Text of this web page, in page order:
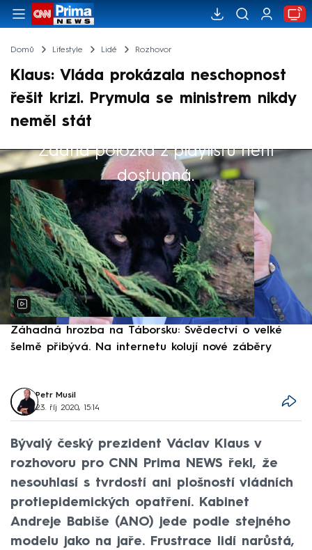
Domů Lifestyle Lidé Rozhovor
Klaus: Vláda prokázala neschopnost
řešit krizi. Prymula se ministrem nikdy
neměl stát
Žádná položka z playlistu není
dostupná.
Výběr redakce
Záhadná hrozba na Táborsku: Svědectví o velké
šelmě přibývá. Na internetu kolují nové záběry
Petr Musil
23. říj 2020, 15:14
Bývalý český prezident Václav Klaus v
rozhovoru pro CNN Prima NEWS řekl, že
nesouhlasí s tvrdostí ani plošností vládních
protiepidemických opatření. Kabinet
Andreje Babiše (ANO) jede podle stejného
modelu jako na jaře. Frustrace lidí narůstá,